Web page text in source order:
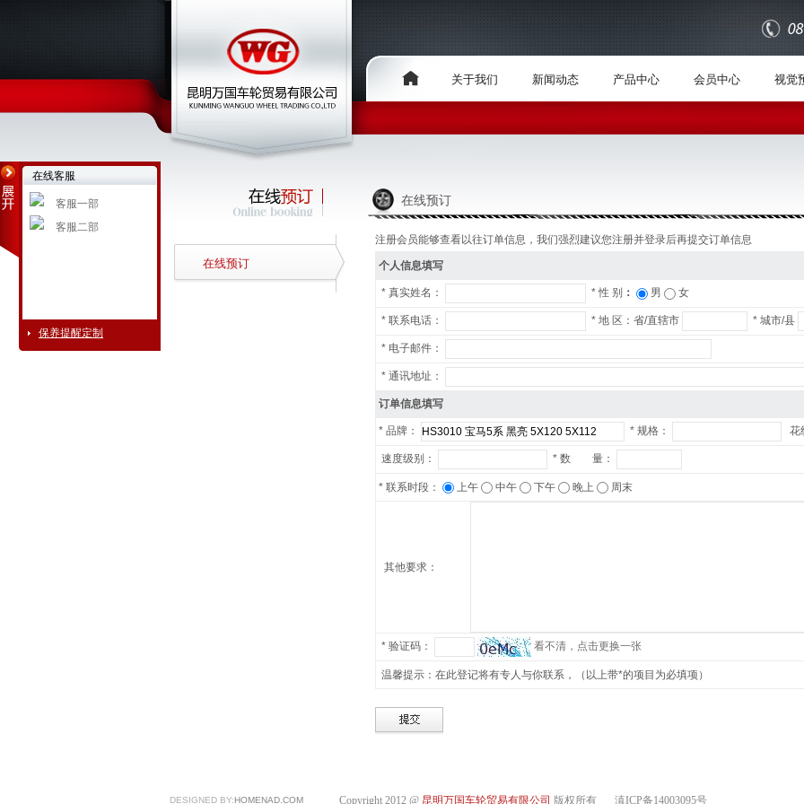
关于我们 新闻动态 产品中心 会员中心 视觉
在线客服
客服一部
客服二部
保养提醒定制
在线预订
注册会员能够查看以往订单信息，我们强烈建议您注册并登录后再提交订单信息
个人信息填写
* 真实姓名： *性 别 ： 男 女
* 联系电话： * 地 区：省/直辖市 * 城市/县
* 电子邮件：
* 通讯地址：
订单信息填写
* 品牌： * 规格： 花
速度级别： * 数 量：
* 联系时段： 上午 中午 下午 晚上 周末
其他要求：
* 验证码： 看不清，点击更换一张
温馨提示： 在此登记将有专人与你联系，（以上带*的项目为必填项）
在线预订
Copyright 2012 @ 昆明万国车轮贸易有限公司 版权所有 滇ICP备14003095号
DESIGNED BY:HOMENAD.COM